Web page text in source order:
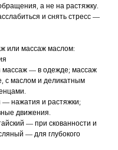
а не на растяжку.
и снять стресс —
или массаж маслом:
массаж — в одежде; массаж
с маслом и деликатным
— нажатия и растяжки;
движения.
— при скованности и
— для глубокого